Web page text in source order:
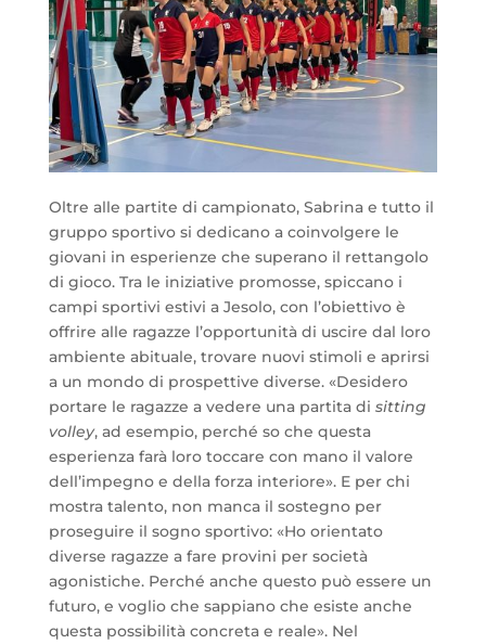
Oltre alle partite di campionato, Sabrina e tutto il
gruppo sportivo si dedicano a coinvolgere le
giovani in esperienze che superano il rettangolo
di gioco. Tra le iniziative promosse, spiccano i
campi sportivi estivi a Jesolo, con l’obiettivo è
offrire alle ragazze l’opportunità di uscire dal loro
ambiente abituale, trovare nuovi stimoli e aprirsi
a un mondo di prospettive diverse. «Desidero
portare le ragazze a vedere una partita di sitting
volley, ad esempio, perché so che questa
esperienza farà loro toccare con mano il valore
dell’impegno e della forza interiore». E per chi
mostra talento, non manca il sostegno per
proseguire il sogno sportivo: «Ho orientato
diverse ragazze a fare provini per società
agonistiche. Perché anche questo può essere un
futuro, e voglio che sappiano che esiste anche
questa possibilità concreta e reale». Nel